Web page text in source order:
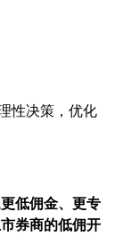
性决策，优化
更低佣金、更专
券商的低佣开